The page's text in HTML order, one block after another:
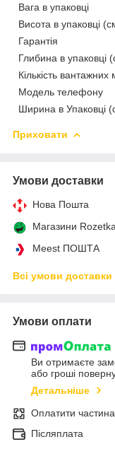
Вага в упаковці
Висота в упаковці
Гарантія
Глибина в упаковці
Кількість вантажних
Модель телефону
Ширина в Упаковці
Приховати
Умови доставки
Нова Пошта
Магазини Rozetka
Meest ПОШТА
Всі умови доставки
Умови оплати
Ви отримаєте
або гроші
Детальніше
Оплатити
Післяплата